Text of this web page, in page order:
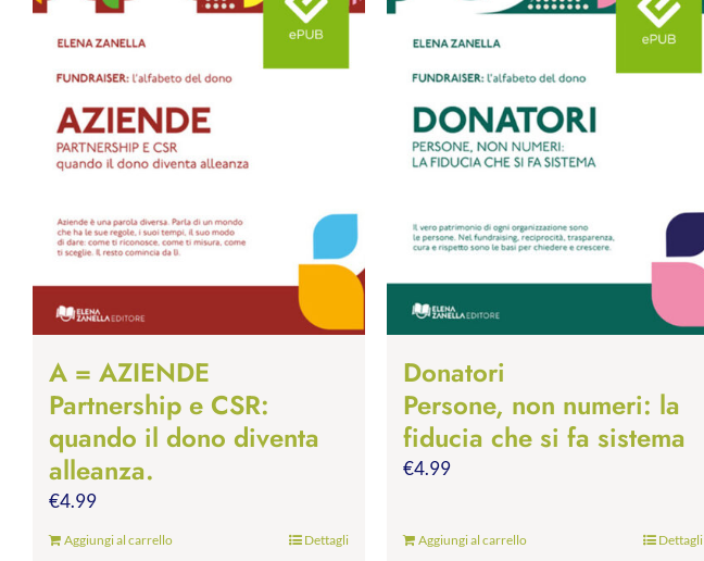
A = AZIENDE
Partnership e CSR:
quando il dono diventa
alleanza.
€4.99
Aggiungi al carrello Dettagli
Donatori
Persone, non numeri: la
fiducia che si fa sistema
€4.99
Aggiungi al carrello Dettagli